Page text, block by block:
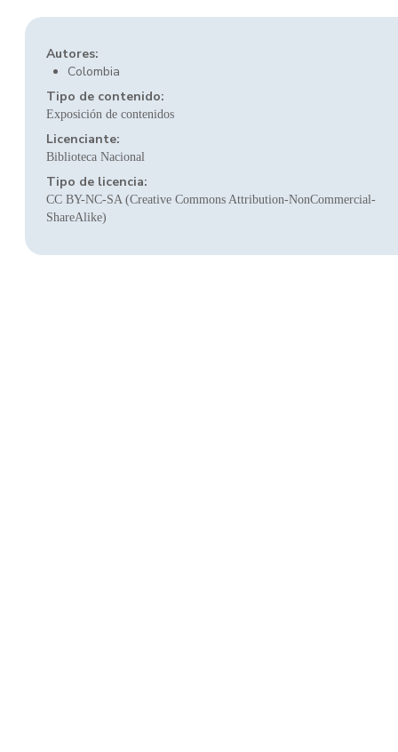
Autores:
Colombia
Tipo de contenido:
Exposición de contenidos
Licenciante:
Biblioteca Nacional
Tipo de licencia:
CC BY-NC-SA (Creative Commons Attribution-NonCommercial-
ShareAlike)